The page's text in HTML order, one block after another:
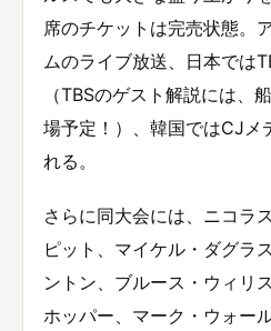
席のチケットは完売状態。
ムのライブ放送、日本では
（TBSのゲスト解説には、
場予定！）、韓国ではCJメ
れる。
さらに同大会には、ニコラ
ピット、マイケル・ダグラ
ントン、ブルース・ウィリ
ホッパー、マーク・ウォー